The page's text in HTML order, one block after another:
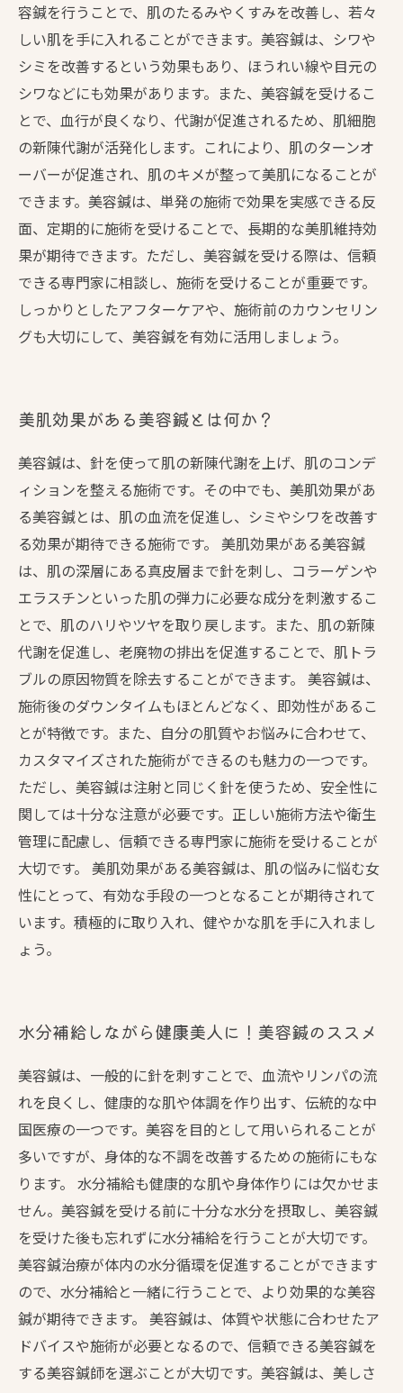
容鍼を行うことで、肌のたるみやくすみを改善し、若々
しい肌を手に入れることができます。美容鍼は、シワや
シミを改善するという効果もあり、ほうれい線や目元の
シワなどにも効果があります。また、美容鍼を受けるこ
とで、血行が良くなり、代謝が促進されるため、肌細胞
の新陳代謝が活発化します。これにより、肌のターンオ
ーバーが促進され、肌のキメが整って美肌になることが
できます。美容鍼は、単発の施術で効果を実感できる反
面、定期的に施術を受けることで、長期的な美肌維持効
果が期待できます。ただし、美容鍼を受ける際は、信頼
できる専門家に相談し、施術を受けることが重要です。
しっかりとしたアフターケアや、施術前のカウンセリン
グも大切にして、美容鍼を有効に活用しましょう。
美肌効果がある美容鍼とは何か？
美容鍼は、針を使って肌の新陳代謝を上げ、肌のコンデ
ィションを整える施術です。その中でも、美肌効果があ
る美容鍼とは、肌の血流を促進し、シミやシワを改善す
る効果が期待できる施術です。 美肌効果がある美容鍼
は、肌の深層にある真皮層まで針を刺し、コラーゲンや
エラスチンといった肌の弾力に必要な成分を刺激するこ
とで、肌のハリやツヤを取り戻します。また、肌の新陳
代謝を促進し、老廃物の排出を促進することで、肌トラ
ブルの原因物質を除去することができます。 美容鍼は、
施術後のダウンタイムもほとんどなく、即効性があるこ
とが特徴です。また、自分の肌質やお悩みに合わせて、
カスタマイズされた施術ができるのも魅力の一つです。
ただし、美容鍼は注射と同じく針を使うため、安全性に
関しては十分な注意が必要です。正しい施術方法や衛生
管理に配慮し、信頼できる専門家に施術を受けることが
大切です。 美肌効果がある美容鍼は、肌の悩みに悩む女
性にとって、有効な手段の一つとなることが期待されて
います。積極的に取り入れ、健やかな肌を手に入れまし
ょう。
水分補給しながら健康美人に！美容鍼のススメ
美容鍼は、一般的に針を刺すことで、血流やリンパの流
れを良くし、健康的な肌や体調を作り出す、伝統的な中
国医療の一つです。美容を目的として用いられることが
多いですが、身体的な不調を改善するための施術にもな
ります。 水分補給も健康的な肌や身体作りには欠かせま
せん。美容鍼を受ける前に十分な水分を摂取し、美容鍼
を受けた後も忘れずに水分補給を行うことが大切です。
美容鍼治療が体内の水分循環を促進することができます
ので、水分補給と一緒に行うことで、より効果的な美容
鍼が期待できます。 美容鍼は、体質や状態に合わせたア
ドバイスや施術が必要となるので、信頼できる美容鍼を
する美容鍼師を選ぶことが大切です。美容鍼は、美しさ